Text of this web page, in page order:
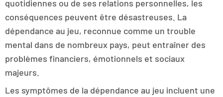
quotidiennes ou de ses relations personnelles, les
conséquences peuvent être désastreuses. La
dépendance au jeu, reconnue comme un trouble
mental dans de nombreux pays, peut entraîner des
problèmes financiers, émotionnels et sociaux
majeurs.
Les symptômes de la dépendance au jeu incluent une